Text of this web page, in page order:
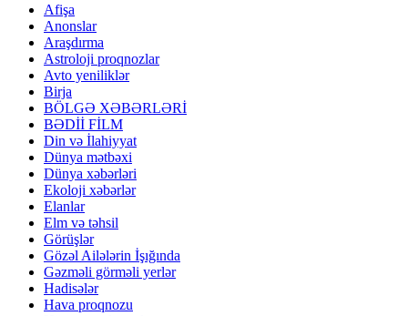
Afişa
Anonslar
Araşdırma
Astroloji proqnozlar
Avto yeniliklər
Birja
BÖLGƏ XƏBƏRLƏRİ
BƏDİİ FİLM
Din və İlahiyyat
Dünya mətbəxi
Dünya xəbərləri
Ekoloji xəbərlər
Elanlar
Elm və təhsil
Görüşlər
Gözəl Ailələrin İşığında
Gəzməli görməli yerlər
Hadisələr
Hava proqnozu